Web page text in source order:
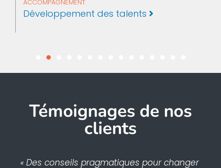
ACCOMPAGNEMENT
Développement des talents
Témoignages de nos
clients
« Des conseils pragmatiques pour changer